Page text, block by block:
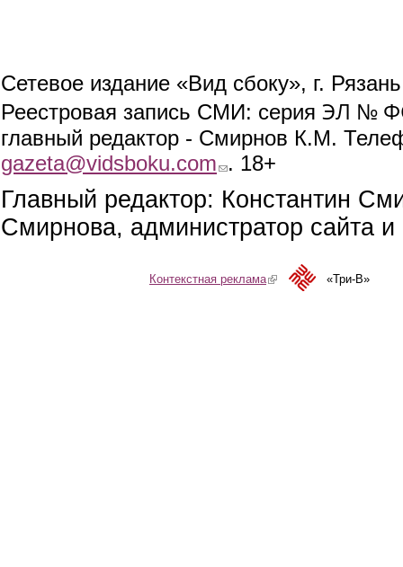
Сетевое издание «Вид сбоку», г.
Реестровая запись СМИ: серия ЭЛ №
главный редактор - Смирнов К.М.
gazeta@vidsboku.com (link sends e-mail)
. 18+
Главный редактор: Константин
Смирнова, администратор сайта
Контекстная реклама(link is external)«Три-В»